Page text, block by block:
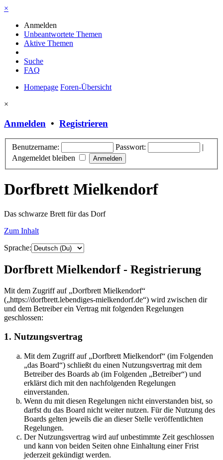
×
Anmelden
Unbeantwortete Themen
Aktive Themen
Suche
FAQ
Homepage Foren-Übersicht
×
Anmelden • Registrieren
Benutzername: Passwort:
|
Angemeldet bleiben
Dorfbrett Mielkendorf
Das schwarze Brett für das Dorf
Zum Inhalt
Sprache:
Dorfbrett Mielkendorf - Registrierung
Mit dem Zugriff auf „Dorfbrett Mielkendorf“
(„https://dorfbrett.lebendiges-mielkendorf.de“) wird zwischen dir
und dem Betreiber ein Vertrag mit folgenden Regelungen
geschlossen:
1. Nutzungsvertrag
Mit dem Zugriff auf „Dorfbrett Mielkendorf“ (im Folgenden
„das Board“) schließt du einen Nutzungsvertrag mit dem
Betreiber des Boards ab (im Folgenden „Betreiber“) und
erklärst dich mit den nachfolgenden Regelungen
einverstanden.
Wenn du mit diesen Regelungen nicht einverstanden bist, so
darfst du das Board nicht weiter nutzen. Für die Nutzung des
Boards gelten jeweils die an dieser Stelle veröffentlichten
Regelungen.
Der Nutzungsvertrag wird auf unbestimmte Zeit geschlossen
und kann von beiden Seiten ohne Einhaltung einer Frist
jederzeit gekündigt werden.